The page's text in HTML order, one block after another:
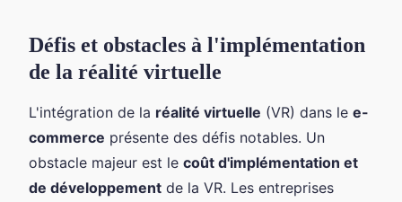
Défis et obstacles à l'implémentation
de la réalité virtuelle
L'intégration de la réalité virtuelle (VR) dans le e-
commerce présente des défis notables. Un
obstacle majeur est le coût d'implémentation et
de développement de la VR. Les entreprises